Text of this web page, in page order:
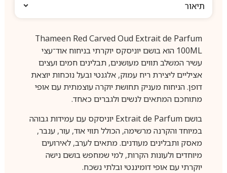
תיאור
Thameen Red Carved Oud Extrait de Parfum
100ML הוא בושם יוניסקס יוקרתי בניחוח אוד־עצי
עשיר המשלב תווים מעושנים, תבלינים חמים ועצים
אציליים ליצירת ריח עמוק, אלגנטי ובעל נוכחות יוצאת
דופן. הניחוח מעניק תחושת יוקרה עוצמתית עם אופי
מתוחכם המתאים לנשים ולגברים כאחד.
בושם Extrait de Parfum יוניסקס עם עמידות גבוהה
במיוחד והקרנה מרשימה, הכולל תווי אוד, עור, ענבר,
מאסק ותבלינים מעודנים. מתאים לערב, לאירועים
מיוחדים ולעונות הקרות, למי שמחפש בושם נישה
יוקרתי עם אופי דומיננטי ובלתי נשכח.